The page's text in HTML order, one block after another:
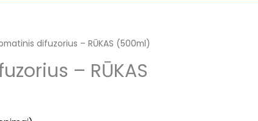
difuzorius – RŪKAS (500ml)
– RŪKAS
Current
price